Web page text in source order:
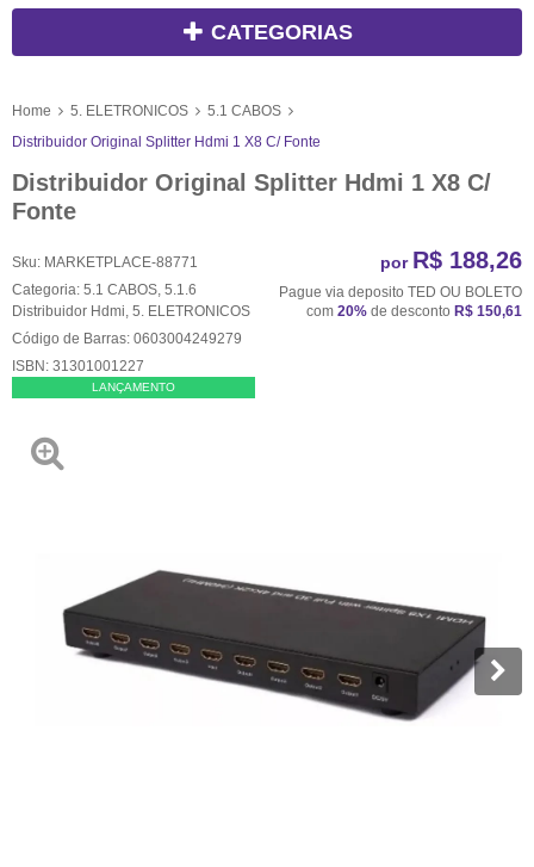
CATEGORIAS
Home 5. ELETRONICOS
5.1 CABOS
Distribuidor Original Splitter Hdmi 1 X8 C/ Fonte
Distribuidor Original Splitter Hdmi 1 X8 C/
Fonte
Sku: MARKETPLACE-88771
Categoria: 5.1 CABOS 5.1.6
Distribuidor Hdmi 5. ELETRONICOS
Código de Barras: 0603004249279
ISBN: 31301001227
LANÇAMENTO
por R$ 188,26
Pague via deposito TED OU BOLETO
com 20% de desconto R$ 150,61